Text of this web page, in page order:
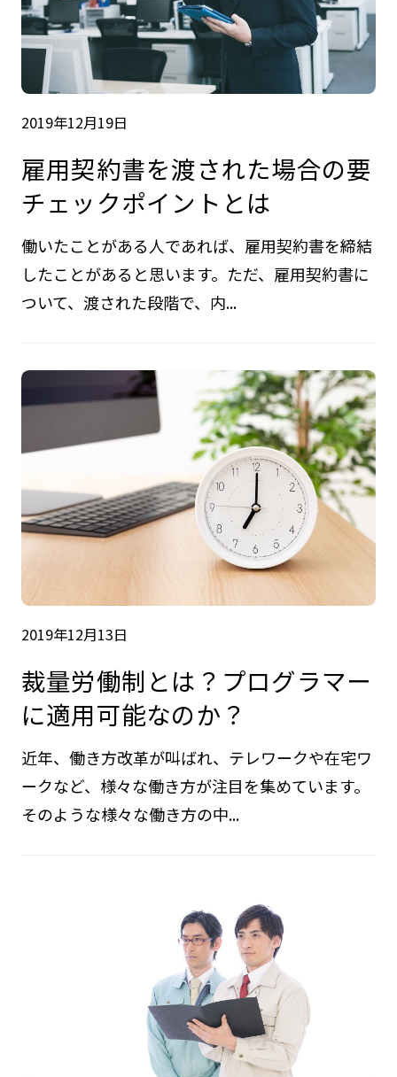
2019年12月19日
雇用契約書を渡された場合の要
チェックポイントとは
働いたことがある人であれば、雇用契約書を締結
したことがあると思います。ただ、雇用契約書に
ついて、渡された段階で、内...
2019年12月13日
裁量労働制とは？プログラマー
に適用可能なのか？
近年、働き方改革が叫ばれ、テレワークや在宅ワ
ークなど、様々な働き方が注目を集めています。
そのような様々な働き方の中...